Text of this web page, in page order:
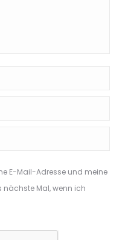
E-Mail-Adresse und meine
nächste Mal, wenn ich